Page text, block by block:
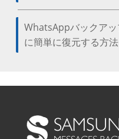
WhatsAppバックア
に簡単に復元する方法